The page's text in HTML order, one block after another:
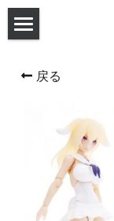
改造キット
改造キット
デカール
戻る
すべてのカ
メタルパーツ
MG と 1/
PG RG HG